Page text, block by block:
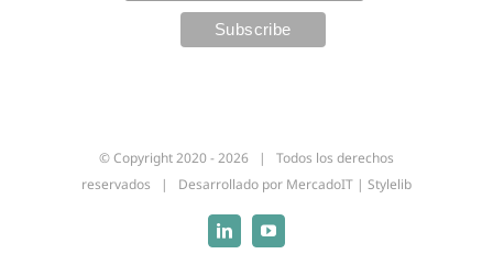
© Copyright 2020 -2026 | Todos los derechos
reservados | Desarrollado por MercadoIT | Stylelib
LinkedinYouTube